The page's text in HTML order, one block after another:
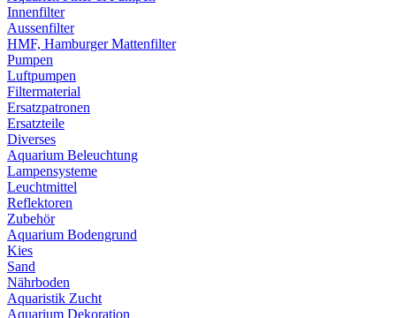
Innenfilter
Aussenfilter
HMF, Hamburger Mattenfilter
Pumpen
Luftpumpen
Filtermaterial
Ersatzpatronen
Ersatzteile
Diverses
Aquarium Beleuchtung
Lampensysteme
Leuchtmittel
Reflektoren
Zubehör
Aquarium Bodengrund
Kies
Sand
Nährboden
Aquaristik Zucht
Aquarium Dekoration